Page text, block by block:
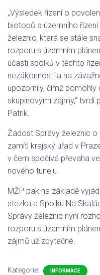
„Výsledek řízení o
biotopů a územního
železnic, která se stále
rozporu s územním
účasti spolků v těchto
nezákonnosti a na
upozornily, čímž pomohly
skupinovými zájmy,“ tvrdí
Patrik.
Žádost Správy železnic o
zamítl krajský úřad v
v čem spočívá převaha
nového tunelu.
MŽP pak na základě
stezka a Spolku Na
Správy železnic nyní
rozporu s územním
zájmů už zbytečné.
Kategorie: INFORMACE